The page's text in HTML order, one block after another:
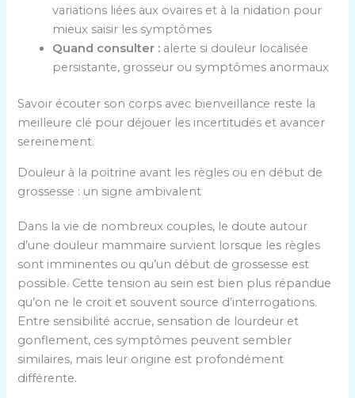
variations liées aux ovaires et à la nidation pour
mieux saisir les symptômes
Quand consulter : alerte si douleur localisée
persistante, grosseur ou symptômes anormaux
Savoir écouter son corps avec bienveillance reste la
meilleure clé pour déjouer les incertitudes et avancer
sereinement.
Douleur à la poitrine avant les règles ou en début de
grossesse : un signe ambivalent
Dans la vie de nombreux couples, le doute autour
d’une douleur mammaire survient lorsque les règles
sont imminentes ou qu’un début de grossesse est
possible. Cette tension au sein est bien plus répandue
qu’on ne le croit et souvent source d’interrogations.
Entre sensibilité accrue, sensation de lourdeur et
gonflement, ces symptômes peuvent sembler
similaires, mais leur origine est profondément
différente.